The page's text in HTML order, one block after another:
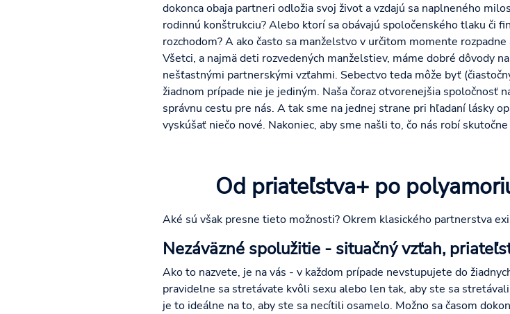
dokonca obaja partneri odložia svoj život a vzdajú sa naplneného
rodinnú konštrukciu? Alebo ktorí sa obávajú spoločenského tlaku či
rozchodom? A ako často sa manželstvo v určitom momente
Všetci, a najmä deti rozvedených manželstiev, máme dobré dôvody
nešťastnými partnerskými vzťahmi. Sebectvo teda môže byť
žiadnom prípade nie je jediným. Naša čoraz otvorenejšia spoločnosť
správnu cestu pre nás. A tak sme na jednej strane pri hľadaní lásky
vyskúšať niečo nové. Nakoniec, aby sme našli to, čo nás robí
Od priateľstva+ po
Aké sú však presne tieto možnosti? Okrem klasického partnerstva
Nezáväzné spolužitie - situačný vzťah,
Ako to nazvete, je na vás - v každom prípade nevstupujete do
pravidelne sa stretávate kvôli sexu alebo len tak, aby ste sa
je to ideálne na to, aby ste sa necítili osamelo. Možno sa časom